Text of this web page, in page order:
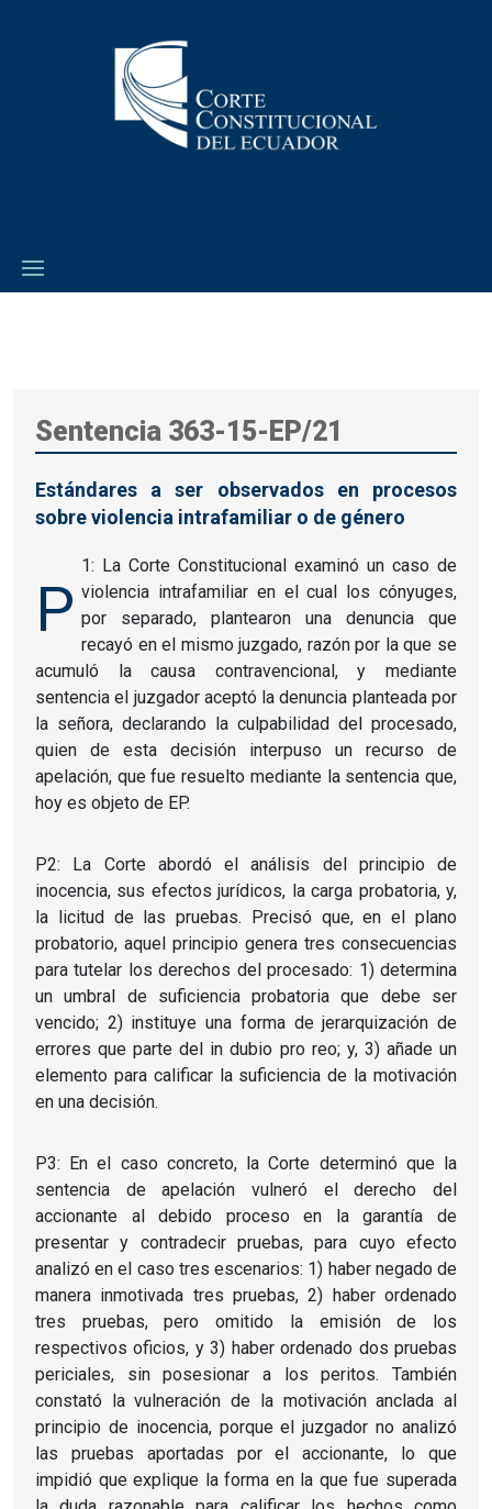
Sentencia 363-15-EP/21
Estándares a ser observados en procesos
sobre violencia intrafamiliar o de género
P
1: La Corte Constitucional examinó un caso de
violencia intrafamiliar en el cual los cónyuges,
por separado, plantearon una denuncia que
recayó en el mismo juzgado, razón por la que se
acumuló la causa contravencional, y mediante
sentencia el juzgador aceptó la denuncia planteada por
la señora, declarando la culpabilidad del procesado,
quien de esta decisión interpuso un recurso de
apelación, que fue resuelto mediante la sentencia que,
hoy es objeto de EP.
P2: La Corte abordó el análisis del principio de
inocencia, sus efectos jurídicos, la carga probatoria, y,
la licitud de las pruebas. Precisó que, en el plano
probatorio, aquel principio genera tres consecuencias
para tutelar los derechos del procesado: 1) determina
un umbral de suficiencia probatoria que debe ser
vencido; 2) instituye una forma de jerarquización de
errores que parte del in dubio pro reo; y, 3) añade un
elemento para calificar la suficiencia de la motivación
en una decisión.
P3: En el caso concreto, la Corte determinó que la
sentencia de apelación vulneró el derecho del
accionante al debido proceso en la garantía de
presentar y contradecir pruebas, para cuyo efecto
analizó en el caso tres escenarios: 1) haber negado de
manera inmotivada tres pruebas, 2) haber ordenado
tres pruebas, pero omitido la emisión de los
respectivos oficios, y 3) haber ordenado dos pruebas
periciales, sin posesionar a los peritos. También
constató la vulneración de la motivación anclada al
principio de inocencia, porque el juzgador no analizó
las pruebas aportadas por el accionante, lo que
impidió que explique la forma en la que fue superada